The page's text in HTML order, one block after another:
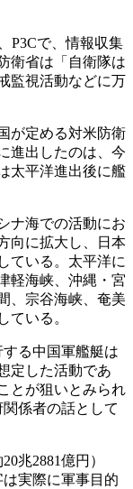
P3Cで、情報収集
衛省は「自衛隊は
監視活動などに万
が定める対米防衛
進出したのは、今
太平洋進出後に艦
ナ海での活動にお
向に拡大し、日本
ている。太平洋に
軽海峡、沖縄・宮
、宗谷海峡、奄美
ている。
る中国軍艦艇は
定した活動であ
とが狙いとみられ
係者の話として
兆2881億円）
実際に軍事目的